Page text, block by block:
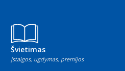
Švietimas
Įstaigos, ugdymas, premijos